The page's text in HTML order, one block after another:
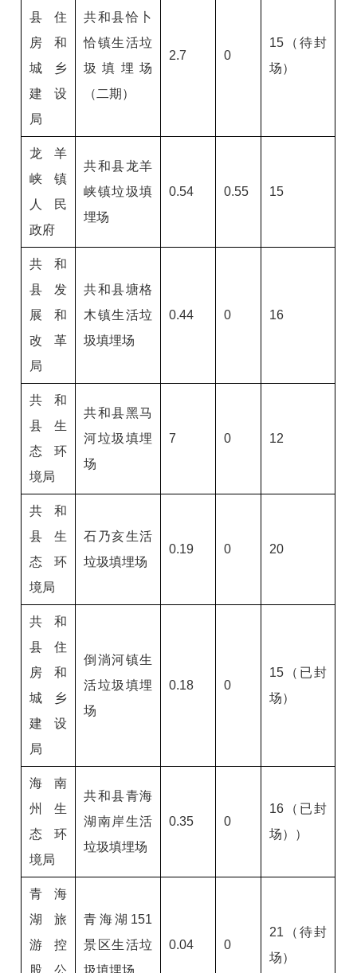
县住
房和
城乡
建设
局
共和县恰卜
恰镇生活垃
圾填埋场
（二期）
2.7 0
15（待封
场）
龙羊
峡镇
人民
政府
共和县龙羊
峡镇垃圾填
埋场
0.54 0.55 15
共和
县发
展和
改革
局
共和县塘格
木镇生活垃
圾填埋场
0.44 0 16
共和
县生
态环
境局
共和县黑马
河垃圾填埋
场
7 0 12
共和
县生
态环
境局
石乃亥生活
垃圾填埋场
0.19 0 20
共和
县住
房和
城乡
建设
局
倒淌河镇生
活垃圾填埋
场
0.18 0
15（已封
场）
海南
州生
态环
境局
共和县青海
湖南岸生活
垃圾填埋场
0.35 0
16（已封
场））
青海
湖旅
游控
青海湖151
景区生活垃
0.04 0
21（待封
场）